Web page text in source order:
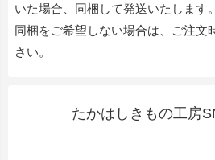
いた場合、同梱して発送いたします。
同梱をご希望しない場合は、ご注文
さい。
たかはしきもの工房